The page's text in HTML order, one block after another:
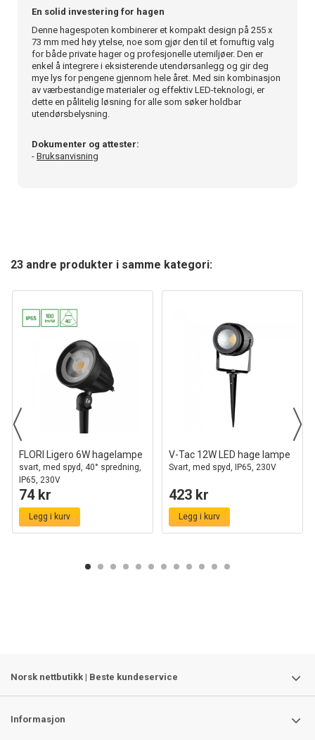
En solid investering for hagen
Denne hagespoten kombinerer et kompakt design på 255 x
73 mm med høy ytelse, noe som gjør den til et fornuftig valg
for både private hager og profesjonelle utemiljøer. Den er
enkel å integrere i eksisterende utendørsanlegg og gir deg
mye lys for pengene gjennom hele året. Med sin kombinasjon
av værbestandige materialer og effektiv LED-teknologi, er
dette en pålitelig løsning for alle som søker holdbar
utendørsbelysning.
Dokumenter og attester:
- Bruksanvisning
23 andre produkter i samme kategori:
FLORI Ligero 6W hagelampe
svart, med spyd, 40° spredning,
IP65, 230V
74 kr
Legg i kurv
V-Tac 12W LED hage lampe
Svart, med spyd, IP65, 230V
423 kr
Legg i kurv
Norsk nettbutikk | Beste kundeservice
Informasjon